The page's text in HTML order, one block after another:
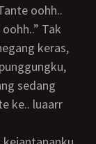
Tak
keras,
sedang
ke.. luaarr